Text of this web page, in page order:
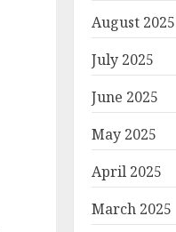
August 2025
July 2025
June 2025
May 2025
April 2025
March 2025